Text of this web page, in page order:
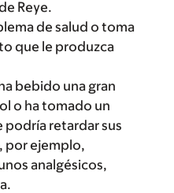
Reye.
de salud o toma
que le produzca
bebido una gran
o ha tomado un
retardar sus
por ejemplo,
analgésicos,